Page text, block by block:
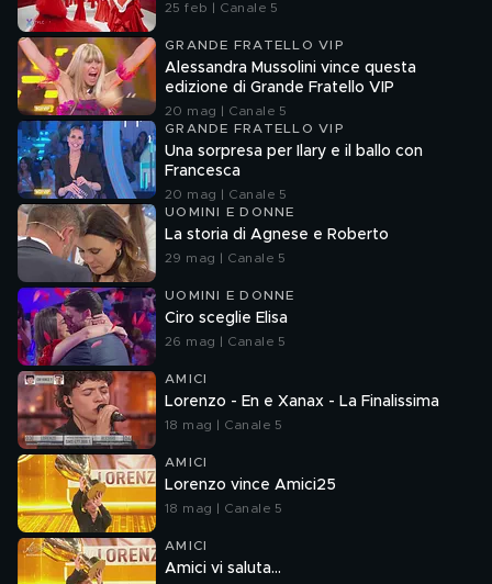
25 feb | Canale 5
GRANDE FRATELLO VIP
Alessandra Mussolini vince questa
edizione di Grande Fratello VIP
20 mag | Canale 5
GRANDE FRATELLO VIP
Una sorpresa per Ilary e il ballo con
Francesca
20 mag | Canale 5
UOMINI E DONNE
La storia di Agnese e Roberto
29 mag | Canale 5
UOMINI E DONNE
Ciro sceglie Elisa
26 mag | Canale 5
AMICI
Lorenzo - En e Xanax - La Finalissima
18 mag | Canale 5
AMICI
Lorenzo vince Amici25
18 mag | Canale 5
AMICI
Amici vi saluta...